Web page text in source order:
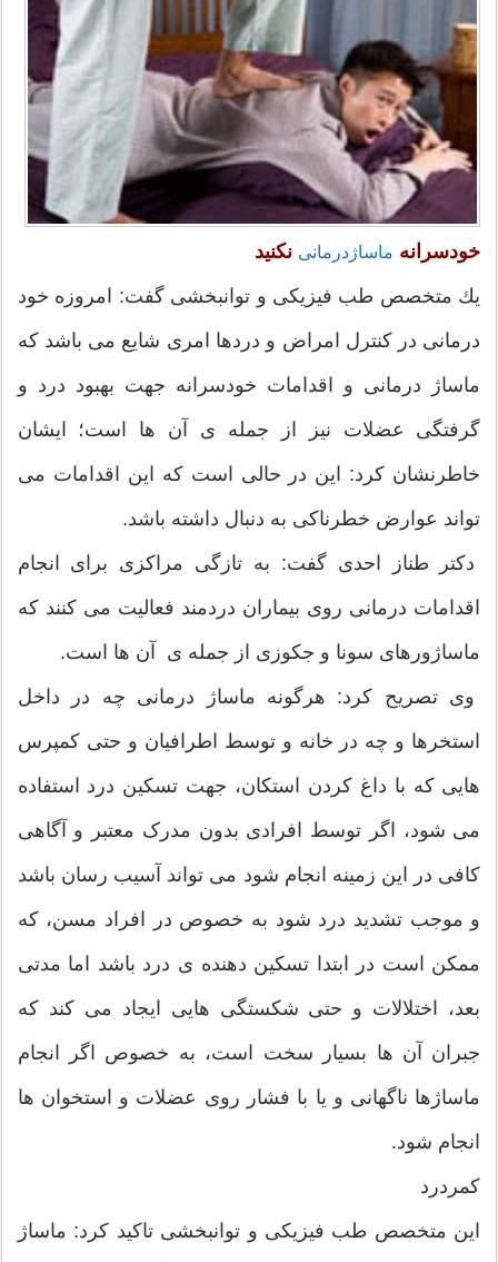
خودسرانه ماساژدرمانی نکنید
یك متخصص طب فیزیکی و توانبخشی گفت: امروزه خود
درمانی در کنترل امراض و دردها امری شایع می ‌باشد که
ماساژ درمانی و اقدامات خودسرانه جهت بهبود درد و
گرفتگی عضلات نیز از جمله ی آن ها است؛ ایشان
خاطرنشان كرد: این در حالی است که این اقدامات می
‌تواند عوارض خطرناکی به دنبال داشته باشد.
دکتر طناز احدی گفت: به تازگی مراکزی برای انجام
اقدامات درمانی روی بیماران دردمند فعالیت می ‌کنند که
ماساژورهای سونا و جکوزی از جمله ی آن ها است.
وی تصریح کرد: هرگونه ماساژ درمانی چه در داخل
استخرها و چه در خانه و توسط اطرافیان و حتی کمپرس‌
هایی که با داغ کردن استکان، جهت تسکین درد استفاده
می ‌شود، اگر توسط افرادی بدون مدرک معتبر و آگاهی
کافی در این زمینه انجام شود می‌ تواند آسیب رسان باشد
و موجب تشدید درد شود به خصوص در افراد مسن، که
ممکن است در ابتدا تسکین دهنده ی درد باشد اما مدتی
بعد، اختلالات و حتی شکستگی ‌هایی ایجاد می‌ کند که
جبران آن ها بسیار سخت است، به خصوص اگر انجام
ماساژها ناگهانی و یا با فشار روی عضلات و استخوان ‌ها
انجام شود.
کمردرد
این متخصص طب فیزیکی و توانبخشی تاکید کرد: ماساژ